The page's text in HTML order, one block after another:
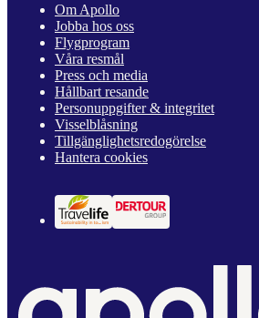
Om Apollo
Jobba hos oss
Flygprogram
Våra resmål
Press och media
Hållbart resande
Personuppgifter & integritet
Visselblåsning
Tillgänglighetsredogörelse
Hantera cookies